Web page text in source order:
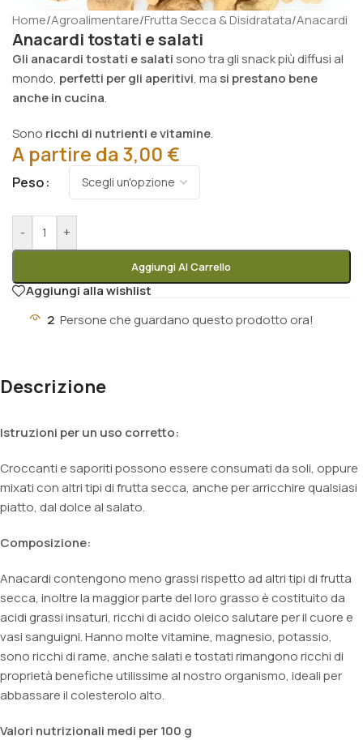
Home/Agroalimentare/Frutta Secca & Disidratata/Anacardi
Anacardi tostati e salati
Gli anacardi tostati e salatisono tra gli snack più diffusi al
mondo, perfetti per gli aperitivi, ma si prestano bene
anche in cucina.
Sono ricchi di nutrienti e vitamine.
A partire da 3,00 €
Peso
- +
Aggiungi Al Carrello
Aggiungi alla wishlist
2 Persone che guardano questo prodotto ora!
Descrizione
Istruzioni per un uso corretto:
Croccanti e saporiti possono essere consumati da soli, oppure
mixati con altri tipi di frutta secca, anche per arricchire qualsiasi
piatto, dal dolce al salato.
Composizione:
Anacardi contengono meno grassi rispetto ad altri tipi di frutta
secca, inoltre la maggior parte del loro grasso è costituito da
acidi grassi insaturi, ricchi di acido oleico salutare per il cuore e
vasi sanguigni. Hanno molte vitamine, magnesio, potassio,
sono ricchi di rame, anche salati e tostati rimangono ricchi di
proprietà benefiche utilissime al nostro organismo, ideali per
abbassare il colesterolo alto.
Valori nutrizionali medi per 100 g